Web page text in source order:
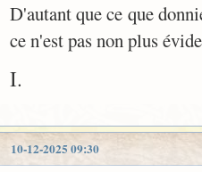
D'autant que ce que
ce n'est pas non plus
I.
10-12-2025 09:30